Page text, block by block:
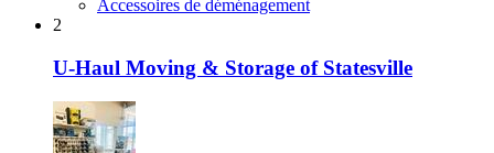
Accessoires de déménagement
2
U-Haul Moving & Storage of Statesville